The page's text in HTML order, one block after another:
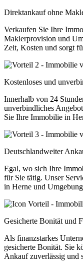
Direktankauf ohne
Verkaufen Sie Ihre
Maklerprovision und
Zeit, Kosten und sorgt
Kostenloses und
Innerhalb von 24
unverbindliches
Sie Ihre Immobilie in
Deutschlandweiter
Egal, wo sich Ihre
für Sie tätig. Unser
in Herne und
Gesicherte Bonität und
Als finanzstarkes
gesicherte Bonität. Sie
Ankauf zuverlässig und